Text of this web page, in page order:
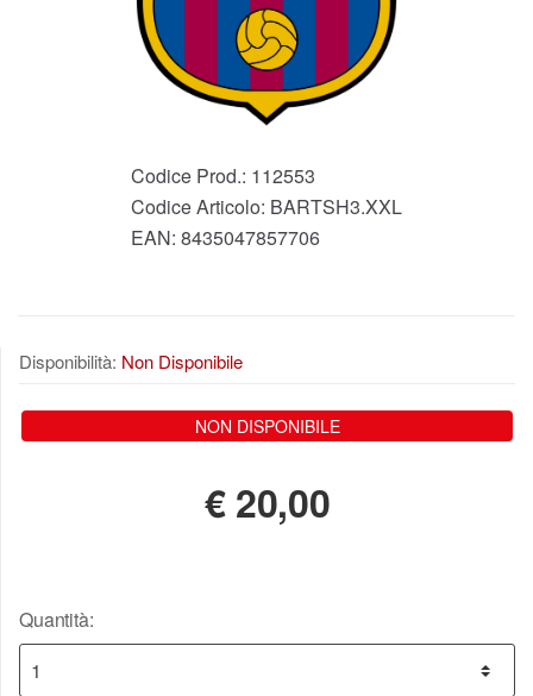
Codice Prod.: 112553
Codice Articolo: BARTSH3.XXL
EAN: 8435047857706
Disponibilità: Non Disponibile
NON DISPONIBILE
€20,00
Quantità: